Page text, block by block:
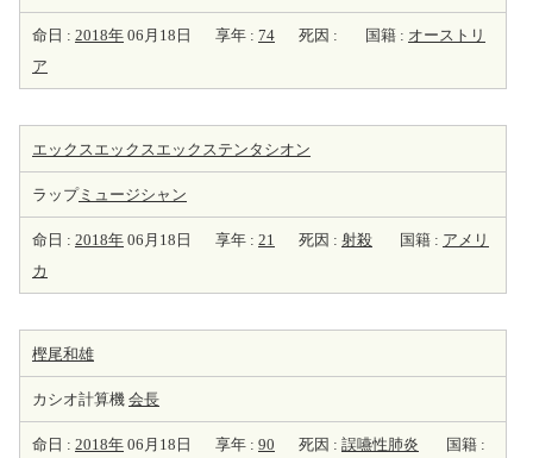
命日 : 2018年 06月18日 享年 : 74 死因 : 国籍 : オーストリ
ア
エックスエックスエックステンタシオン
ラップミュージシャン
命日 : 2018年 06月18日 享年 : 21 死因 : 射殺 国籍 : アメリ
カ
樫尾和雄
カシオ計算機 会長
命日 : 2018年 06月18日 享年 : 90 死因 : 誤嚥性肺炎
国籍 :